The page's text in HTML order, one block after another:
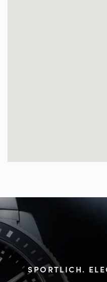
SPORTLICH.